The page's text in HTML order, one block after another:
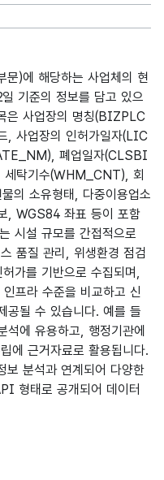
문)에 해당하는 사업체의 현
기준의 정보를 담고 있으
은 사업장의 명칭(BIZPLC
, 사업장의 인허가일자(LIC
폐업일자(CLSBI
탁기수(WHM_CNT), 회
의 소유형태, 다중이용업소
, WGS84 좌표 등이 포함
시설 규모를 간접적으로
품질 관리, 위생환경 점검
가를 기반으로 수집되며,
프라 수준을 비교하고 신
공될 수 있습니다. 예를 들
에 유용하고, 행정기관에
에 근거자료로 활용됩니다.
보 분석과 연계되어 다양한
형태로 공개되어 데이터